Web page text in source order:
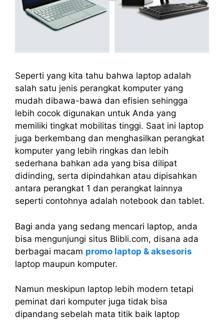
Seperti yang kita tahu bahwa laptop adalah
salah satu jenis perangkat komputer yang
mudah dibawa-bawa dan efisien sehingga
lebih cocok digunakan untuk Anda yang
memiliki tingkat mobilitas tinggi. Saat ini laptop
juga berkembang dan menghasilkan perangkat
komputer yang lebih ringkas dan lebih
sederhana bahkan ada yang bisa dilipat
didinding, serta dipindahkan atau dipisahkan
antara perangkat 1 dan perangkat lainnya
seperti contohnya adalah notebook dan tablet.
Bagi anda yang sedang mencari laptop, anda
bisa mengunjungi situs Blibli.com, disana ada
berbagai macam promo laptop & aksesoris
laptop maupun komputer.
Namun meskipun laptop lebih modern tetapi
peminat dari komputer juga tidak bisa
dipandang sebelah mata titik baik laptop